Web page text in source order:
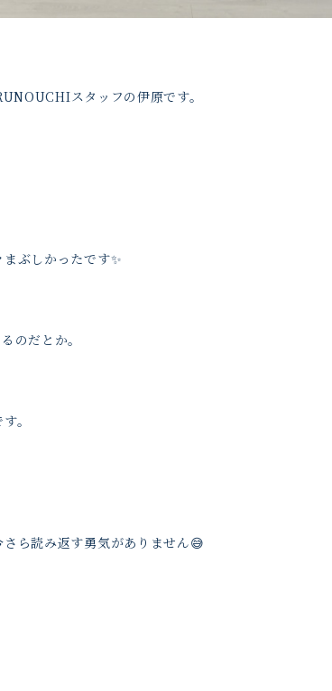
スタッフの伊原です。
ぶしかったです✨
のだとか。
。
ら読み返す勇気がありません😅